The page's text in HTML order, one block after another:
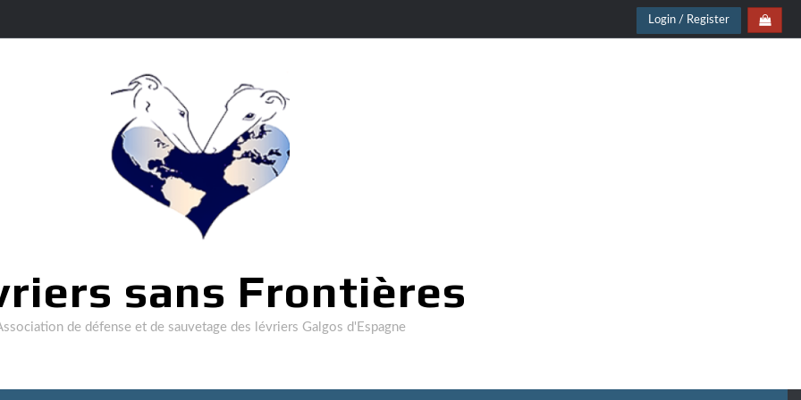
Login / Register
sans Frontières
de défense et de sauvetage des lévriers Galgos d'Espagne